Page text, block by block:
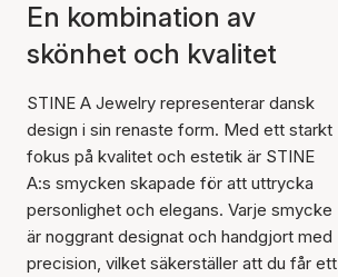
En kombination av
skönhet och kvalitet
STINE A Jewelry representerar dansk
design i sin renaste form. Med ett starkt
fokus på kvalitet och estetik är STINE
A:s smycken skapade för att uttrycka
personlighet och elegans. Varje smycke
är noggrant designat och handgjort med
precision, vilket säkerställer att du får ett